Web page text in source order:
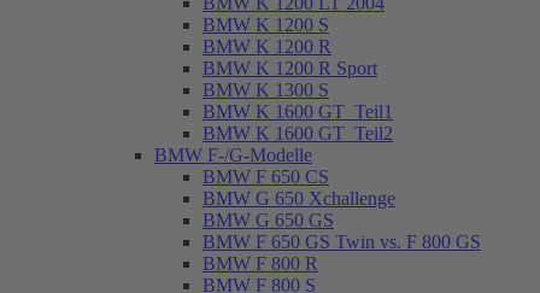
BMW K 1200 S
BMW K 1200 R
BMW K 1200 R Sport
BMW K 1300 S
BMW K 1600 GT_Teil1
BMW K 1600 GT_Teil2
BMW F-/G-Modelle
BMW F 650 CS
BMW G 650 Xchallenge
BMW G 650 GS
BMW F 650 GS Twin vs. F 800 GS
BMW F 800 R
BMW F 800 S